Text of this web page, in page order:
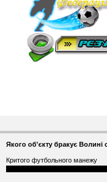
Якого об'єкту бракує Волині
Критого футбольного манежу